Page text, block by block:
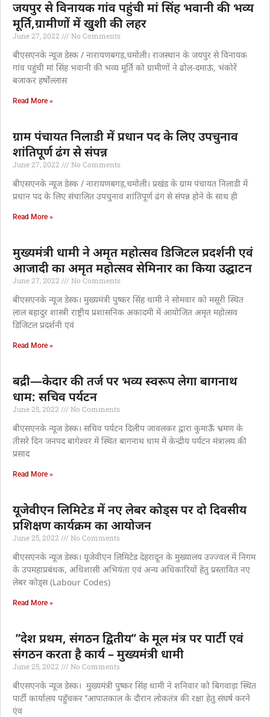
जयपुर से विनायक गांव पहुंची मां सिंह भवानी की भव्य
मूर्ति,ग्रामीणों में खुशी की लहर
June 27, 2022 No Comments
बीएसएनके न्यूज डेस्क / नारायणबगड़,चमोली। राजस्थान के जयपुर से विनायक
गांव पहुंची मां सिंह भवानी की भव्य मूर्ति को ग्रामीणों ने ढोल-दमाऊं, भंकोरें
बजाकर हर्षोल्लास
Read More »
ग्राम पंचायत निलाडी में प्रधान पद के लिए उपचुनाव
शांतिपूर्ण ढंग से संपन्न
June 27, 2022 No Comments
बीएसएनके न्यूज डेस्क / नारायणबगड़,चमोली। प्रखंड के ग्राम पंचायत निलाडी में
प्रधान पद के लिए संचालित उपचुनाव शांतिपूर्ण ढंग से संपन्न होने के साथ ही
Read More »
मुख्यमंत्री धामी ने अमृत महोत्सव डिजिटल प्रदर्शनी एवं
आजादी का अमृत महोत्सव सेमिनार का किया उद्घाटन
June 27, 2022 No Comments
बीएसएनके न्यूज डेस्क। मुख्यमंत्री पुष्कर सिंह धामी ने सोमवार को मसूरी स्थित
लाल बहादुर शास्त्री राष्ट्रीय प्रशासनिक अकादमी में आयोजित अमृत महोत्सव
डिजिटल प्रदर्शनी एवं
Read More »
बद्री—केदार की तर्ज पर भव्य स्वरूप लेगा बागनाथ
धाम: सचिव पर्यटन
June 25, 2022 No Comments
बीएसएनके न्यूज डेस्क। सचिव पर्यटन दिलीप जावलकर द्वारा कुमाऊँ भ्रमण के
तीसरे दिन जनपद बागेश्वर में स्थित बागनाथ धाम में केन्द्रीय पर्यटन मंत्रालय की
प्रसाद
Read More »
यूजेवीएन लिमिटेड में नए लेबर कोड्स पर दो दिवसीय
प्रशिक्षण कार्यक्रम का आयोजन
June 25, 2022 No Comments
बीएसएनके न्यूज डेस्क। यूजेवीएन लिमिटेड देहरादून के मुख्यालय उज्ज्वल में निगम
के उपमहाप्रबंधक, अधिशासी अभियंता एवं अन्य अधिकारियों हेतु प्रस्तावित नए
लेबर कोड्स (Labour Codes)
Read More »
’’देश प्रथम, संगठन द्वितीय’’ के मूल मंत्र पर पार्टी एवं
संगठन करता है कार्य – मुख्यमंत्री धामी
June 25, 2022 No Comments
बीएसएनके न्यूज डेस्क। मुख्यमंत्री पुष्कर सिंह धामी ने शनिवार को बिगवाड़ा स्थित
पार्टी कार्यालय पहुॅचकर ’’आपातकाल के दौरान लोकतंत्र की रक्षा हेतु संघर्ष करने
एंव